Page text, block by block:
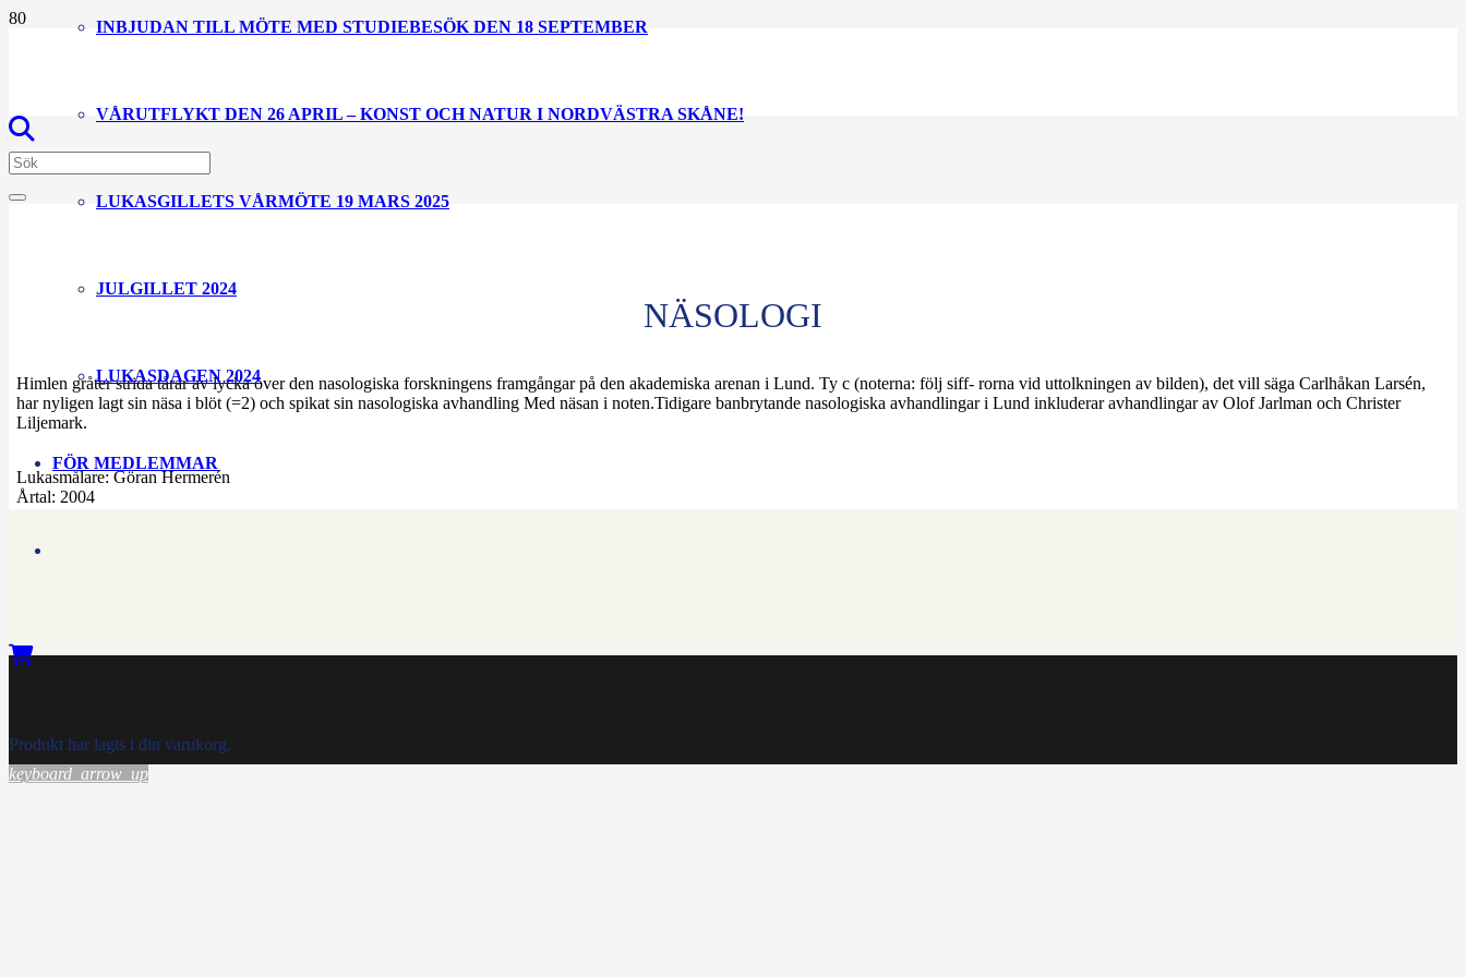
INBJUDAN TILL MÖTE MED STUDIEBESÖK DEN 18 SEPTEMBER
VÅRUTFLYKT DEN 26 APRIL – KONST OCH NATUR I NORDVÄSTRA SKÅNE!
LUKASGILLETS VÅRMÖTE 19 MARS 2025
JULGILLET 2024
LUKASDAGEN 2024
FÖR MEDLEMMAR
Produkt har lagts i din varukorg.
NÄSOLOGI
Himlen gråter strida tårar av lycka över den nasologiska forskningens framgångar på den akademiska arenan i Lund. Ty c (noterna: följ siff- rorna vid uttolkningen av bilden), det vill säga Carlhåkan Larsén,
har nyligen lagt sin näsa i blöt (=2) och spikat sin nasologiska avhandling Med näsan i noten.Tidigare banbrytande nasologiska avhandlingar i Lund inkluderar avhandlingar av Olof Jarlman och Christer
Liljemark.
Lukasmålare:Göran Hermerén
Årtal: 2004
keyboard_arrow_up